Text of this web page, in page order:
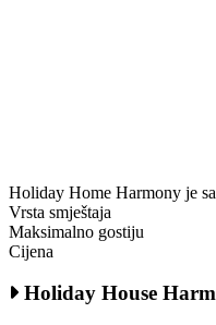
Holiday Home Harmony je
Vrsta smještaja
Maksimalno gostiju
Cijena
Holiday House